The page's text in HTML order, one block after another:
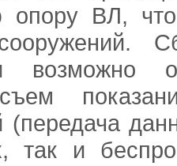
ВЛ, что
(передача
так и